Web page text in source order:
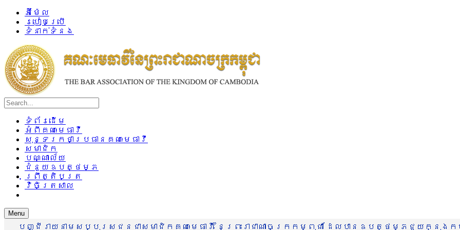
អ៊ីម៉ែល
របៀបប្រើ
ទំនាក់ទំនង
ទំព័រដើម
អំពីគណៈមេធាវី
សុន្ទរកថាប្រធានគណៈមេធាវី
សមាជិក
បណ្ណាល័យ
ជំនួយឧបត្ថម្ភ
ព្រឹត្តិបត្រ
វិចិត្រសាល
Menu
បញ្ជីរាយនាមសប្បុរសជនជាសមាជិកគណៈមេធាវី នៃព្រះរាជាណាចក្រកម្ពុជា ដែលបានឧបត្ថម្ភជួយក្នុង